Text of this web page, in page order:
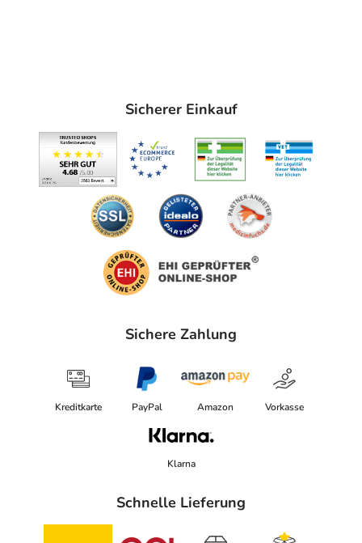
Sicherer Einkauf
Sichere Zahlung
Kreditkarte PayPal Amazon Vorkasse
Klarna
Schnelle Lieferung